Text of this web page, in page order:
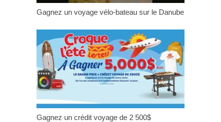
Gagnez un voyage vélo-bateau sur le Danube
Gagnez un crédit voyage de 2 500$